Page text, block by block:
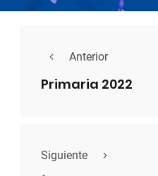
Anterior
Primaria 2022
Siguiente